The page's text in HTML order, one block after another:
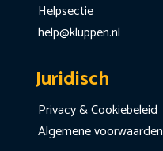
Helpsectie
help@kluppen.nl
Juridisch
Privacy & Cookiebeleid
Algemene voorwaarden